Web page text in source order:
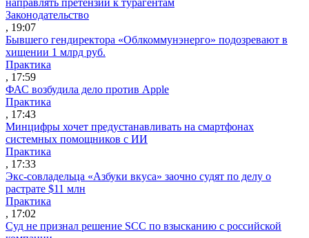
Законодательство
, 19:07
Бывшего гендиректора «Облкоммунэнерго» подозревают в
хищении 1 млрд руб.
Практика
, 17:59
ФАС возбудила дело против Apple
Практика
, 17:43
Минцифры хочет предустанавливать на смартфонах
системных помощников с ИИ
Практика
, 17:33
Экс-совладельца «Азбуки вкуса» заочно судят по делу о
растрате $11 млн
Практика
, 17:02
Суд не признал решение SCC по взысканию с российской